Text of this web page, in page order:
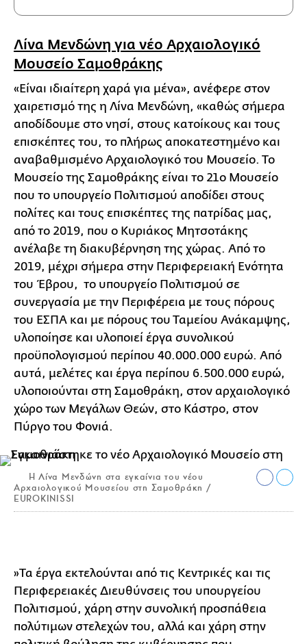
Λίνα Μενδώνη για νέο Αρχαιολογικό
Μουσείο Σαμοθράκης
«Είναι ιδιαίτερη χαρά για μένα», ανέφερε στον
χαιρετισμό της η Λίνα Μενδώνη, «καθώς σήμερα
αποδίδουμε στο νησί, στους κατοίκους και τους
επισκέπτες του, το πλήρως αποκατεστημένο και
αναβαθμισμένο Αρχαιολογικό του Μουσείο. Το
Μουσείο της Σαμοθράκης είναι το 21ο Μουσείο
που το υπουργείο Πολιτισμού αποδίδει στους
πολίτες και τους επισκέπτες της πατρίδας μας,
από το 2019, που ο Κυριάκος Μητσοτάκης
ανέλαβε τη διακυβέρνηση της χώρας. Από το
2019, μέχρι σήμερα στην Περιφερειακή Ενότητα
του Έβρου, το υπουργείο Πολιτισμού σε
συνεργασία με την Περιφέρεια με τους πόρους
του ΕΣΠΑ και με πόρους του Ταμείου Ανάκαμψης,
υλοποίησε και υλοποιεί έργα συνολικού
προϋπολογισμού περίπου 40.000.000 ευρώ. Από
αυτά, μελέτες και έργα περίπου 6.500.000 ευρώ,
υλοποιούνται στη Σαμοθράκη, στον αρχαιολογικό
χώρο των Μεγάλων Θεών, στο Κάστρο, στον
Πύργο του Φονιά.
Η Λίνα Μενδώνη στα εγκαίνια του νέου
Αρχαιολογικού Μουσείου στη Σαμοθράκη /
EUROKINISSI
»Τα έργα εκτελούνται από τις Κεντρικές και τις
Περιφερειακές Διευθύνσεις του υπουργείου
Πολιτισμού, χάρη στην συνολική προσπάθεια
πολύτιμων στελεχών του, αλλά και χάρη στην